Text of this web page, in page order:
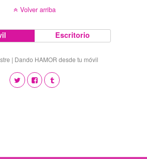
Volver arriba
Escritorio
| Dando HAMOR desde tu móvil